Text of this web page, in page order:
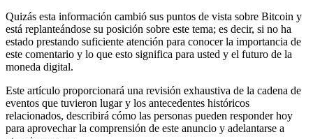
Quizás esta información cambió sus puntos de vista sobre Bitcoin y
está replanteándose su posición sobre este tema; es decir, si no ha
estado prestando suficiente atención para conocer la importancia de
este comentario y lo que esto significa para usted y el futuro de la
moneda digital.
Este artículo proporcionará una revisión exhaustiva de la cadena de
eventos que tuvieron lugar y los antecedentes históricos
relacionados, describirá cómo las personas pueden responder hoy
para aprovechar la comprensión de este anuncio y adelantarse a